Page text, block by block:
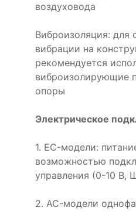
воздуховода
Виброизоляция: для
вибрации на
рекомендуется
виброизолирующие
опоры
Электрическое
1. EC-модели:
возможностью
управления (0-10 В,
2. AC-модели